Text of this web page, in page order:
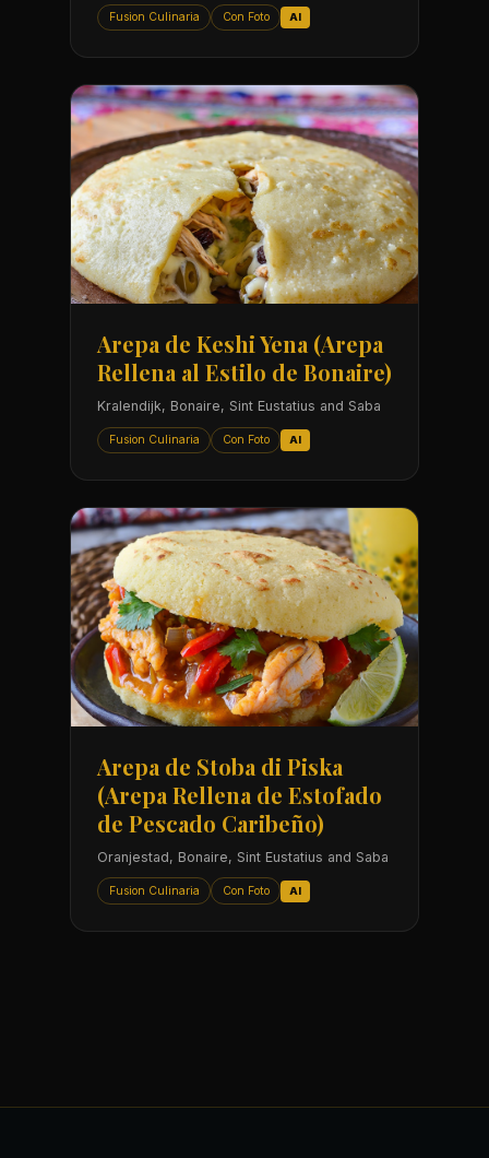
Fusion Culinaria Con Foto AI
Arepa de Keshi Yena (Arepa
Rellena al Estilo de Bonaire)
Kralendijk, Bonaire, Sint Eustatius and Saba
Fusion Culinaria Con Foto AI
Arepa de Stoba di Piska
(Arepa Rellena de Estofado
de Pescado Caribeño)
Oranjestad, Bonaire, Sint Eustatius and Saba
Fusion Culinaria Con Foto AI